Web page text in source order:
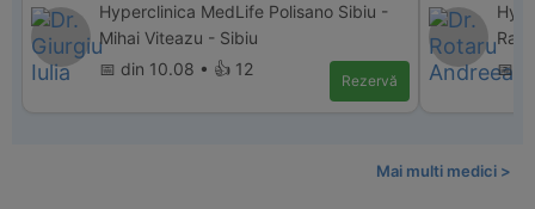
Hyperclinica MedLife Polisano Sibiu -
Mihai Viteazu - Sibiu
📅 din 10.08 • 👍 12
Rezervă
📅
Mai multi medici >